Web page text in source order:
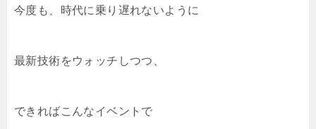
今度も、時代に乗り遅れないように
最新技術をウォッチしつつ、
できればこんなイベントで